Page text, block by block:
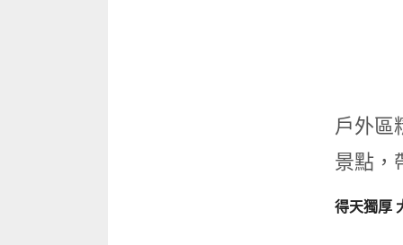
戶外區
景點，
得天獨厚